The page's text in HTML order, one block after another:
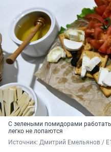
С зелеными помидорами
легко не лопаются
Источник: Дмитрий Емельянов /